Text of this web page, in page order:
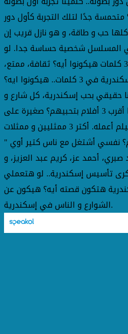
جدًا لتلك التجربة كأول دور
حب و طاقة، و هو نازل قريب إن
المسلسل شخصية حساسة جدا. لو
هتوصفي المهرجان في 3 كلمات هيكونوا أيه؟ ثقافة، ممتع،
هيكونوا ايه؟
حقيقي بحب إسكندرية، كل شارع و
كل حاجة مختلفة. قولي لنا أقرب 3 أفلام بتحبيهم؟ صغيرة على
الحب، لا لا لاند، و أي فيلم أعمله. أكتر 3 ممثليين و ممثلات
نفسي أشتغل مع ناس كتير أوي "
أحمد عز، كريم عبد العزيز، و
تأسيس إسكندرية.. لو هتعملي
هتكون قصته أيه؟ هيكون عن
الشوارع و الناس في إسكندرية.